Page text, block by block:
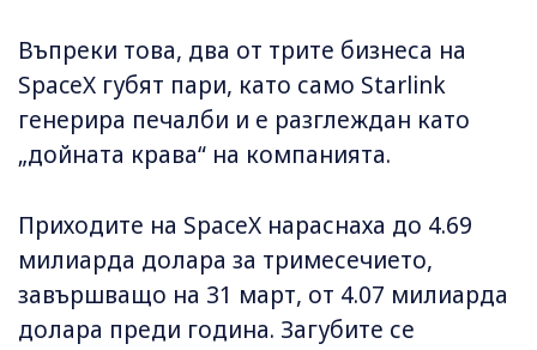
Въпреки това, два от трите бизнеса на
SpaceX губят пари, като само Starlink
генерира печалби и е разглеждан като
„дойната крава“ на компанията.
Приходите на SpaceX нараснаха до 4.69
милиарда долара за тримесечието,
завършващо на 31 март, от 4.07 милиарда
долара преди година. Загубите се